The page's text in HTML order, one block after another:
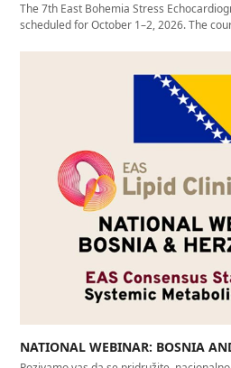
The 7th East Bohemia Stress
scheduled for October 1–2, 2026. The
NATIONAL WEBINAR: BOSNIA